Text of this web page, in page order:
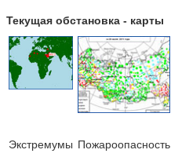
Текущая обстановка - карты
Экстремумы Пожароопасность